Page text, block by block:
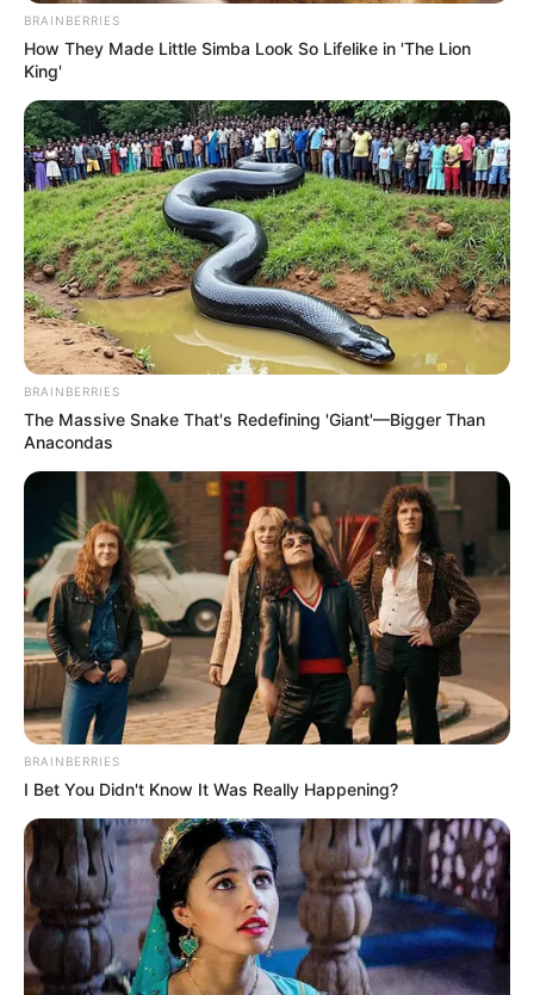
Par le passé, l’hôtesse de l’air a connu des
déceptions avec des hommes qui ne se sont
pas engagés avec elle malgré des promesses.
Laury a alors du mal à accorder sa confiance.
Mariés au premier
regard : un manque
difficile à maîtriser pour
Laury et Antonin
Dans cet épisode inédit, Laury, en pleine nuit,
confie qu’elle n’a pas vu Antonin depuis 5 jours
et n’arrive pas à dormir car elle prend l’avion le
lendemain matin pour descendre à Marseille
BRAINBERRIES
How They Made Little Simba Look So Lifelike in 'The Lion
King'
BRAINBERRIES
The Massive Snake That's Redefining 'Giant'—Bigger Than
Anacondas
BRAINBERRIES
I Bet You Didn't Know It Was Really Happening?